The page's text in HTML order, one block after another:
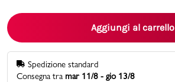
Gift card
Aggiungi al carrello
Spedizione standard
Consegna tra mar 11/8 - gio 13/8